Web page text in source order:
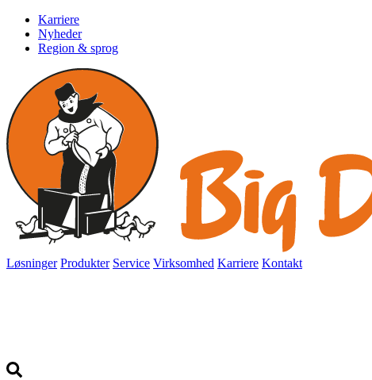
Karriere
Nyheder
Region & sprog
Løsninger Produkter Service Virksomhed Karriere Kontakt